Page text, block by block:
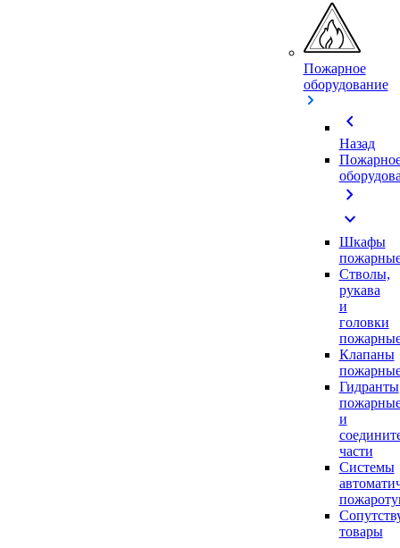
Пожарное
оборудование
chevron_left
Назад
chevron_right
expand_more
Шкафы
Стволы,
рукава
и
головки
Клапаны
Гидранты
и
части
Системы
товары